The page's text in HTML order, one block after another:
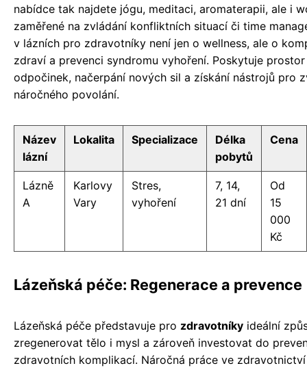
nabídce tak najdete jógu, meditaci, aromaterapii, ale i
zaměřené na zvládání konfliktních situací či time
v lázních pro zdravotníky není jen o wellness, ale o
zdraví a prevenci syndromu vyhoření. Poskytuje
odpočinek, načerpání nových sil a získání nástrojů pro
náročného povolání.
Název
lázní
Lokalita Specializace
Délka
pobytů
Cena
Lázně
A
Karlovy
Vary
Stres,
vyhoření
7, 14,
21 dní
Od
15
000
Kč
Lázeňská péče: Regenerace a prevence
Lázeňská péče představuje pro zdravotníky ideální
zregenerovat tělo i mysl a zároveň investovat do
zdravotních komplikací. Náročná práce ve